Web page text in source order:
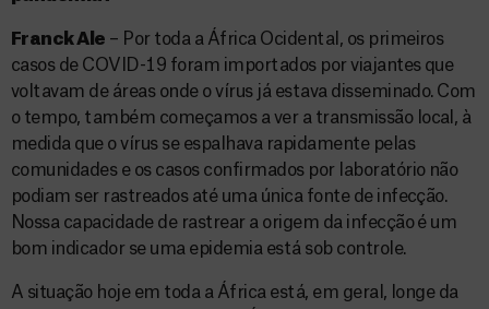
Franck Ale – Por toda a África Ocidental, os primeiros
casos de COVID-19 foram importados por viajantes que
voltavam de áreas onde o vírus já estava disseminado. Com
o tempo, também começamos a ver a transmissão local, à
medida que o vírus se espalhava rapidamente pelas
comunidades e os casos confirmados por laboratório não
podiam ser rastreados até uma única fonte de infecção.
Nossa capacidade de rastrear a origem da infecção é um
bom indicador se uma epidemia está sob controle.
A situação hoje em toda a África está, em geral, longe da